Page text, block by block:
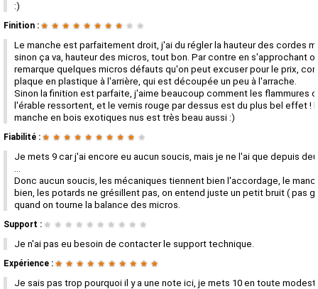
:)
Finition : ★ ★ ★ ★ ★ ★ ★ ★ ★ ★
Le manche est parfaitement droit, j'ai du régler la hauteur des cordes
sinon ça va, hauteur des micros, tout bon. Par contre en s'approchant
remarque quelques micros défauts qu'on peut excuser pour le prix,
plaque en plastique à l'arrière, qui est découpée un peu à l'arrache.
Sinon la finition est parfaite, j'aime beaucoup comment les flammures
l'érable ressortent, et le vernis rouge par dessus est du plus bel effet !
manche en bois exotiques nus est très beau aussi :)
Fiabilité : ★ ★ ★ ★ ★ ★ ★ ★ ★ ★
Je mets 9 car j'ai encore eu aucun soucis, mais je ne l'ai que depuis
...
Donc aucun soucis, les mécaniques tiennent bien l'accordage, le
bien, les potards ne grésillent pas, on entend juste un petit bruit ( pas
quand on tourne la balance des micros.
Support : ★ ★ ★ ★ ★ ★ ★ ★ ★ ★
Je n'ai pas eu besoin de contacter le support technique.
Expérience : ★ ★ ★ ★ ★ ★ ★ ★ ★ ★
Je sais pas trop pourquoi il y a une note ici, je mets 10 en toute